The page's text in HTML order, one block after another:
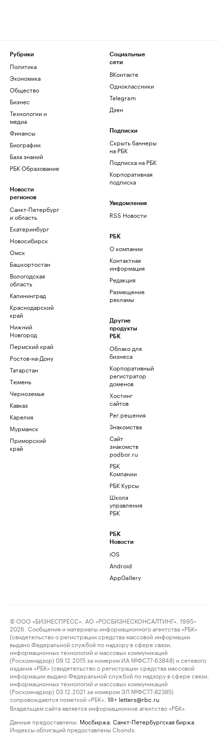
Рубрики
Политика
Экономика
Общество
Бизнес
Технологии и
медиа
Финансы
Биографии
База знаний
РБК Образование
Новости
регионов
Санкт-Петербург
и область
Екатеринбург
Новосибирск
Омск
Башкортостан
Вологодская
область
Калининград
Краснодарский
край
Нижний
Новгород
Пермский край
Ростов-на-Дону
Татарстан
Тюмень
Черноземье
Кавказ
Карелия
Мурманск
Приморский
край
Социальные
сети
ВКонтакте
Одноклассники
Telegram
Дзен
Подписки
Скрыть баннеры
на РБК
Подписка на РБК
Корпоративная
подписка
Уведомления
RSS Новости
РБК
О компании
Контактная
информация
Редакция
Размещение
рекламы
Другие
продукты
РБК
Облако для
бизнеса
Корпоративный
регистратор
доменов
Хостинг
сайтов
Рег.решения
Знакомства
Сайт
знакомств
podbor.ru
РБК
Компании
РБК Курсы
Школа
управления
РБК
РБК
Новости
iOS
Android
AppGallery
© ООО «БИЗНЕСПРЕСС», АО «РОСБИЗНЕСКОНСАЛТИНГ», 1995–
2026. Сообщения и материалы информационного агентства «РБК»
(свидетельство о регистрации средства массовой информации
выдано Федеральной службой по надзору в сфере связи,
информационных технологий и массовых коммуникаций
(Роскомнадзор) 09.12.2015 за номером ИА №ФС77-63848) и сетевого
издания «РБК» (свидетельство о регистрации средства массовой
информации выдано Федеральной службой по надзору в сфере связи,
информационных технологий и массовых коммуникаций
(Роскомнадзор) 03.12.2021 за номером ЭЛ №ФС77-82385)
сопровождаются пометкой «РБК».
18+ letters@rbc.ru
Владельцем сайта является информационное агентство «РБК».
Данные предоставлены: Мосбиржа Санкт-Петербургская биржа
Индексы облигаций предоставлены Cbonds.